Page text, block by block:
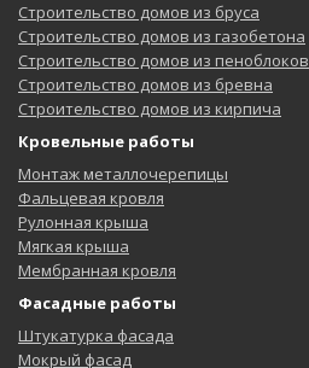
Строительство домов из бруса
Строительство домов из газобетона
Строительство домов из пеноблоков
Строительство домов из бревна
Строительство домов из кирпича
Кровельные работы
Монтаж металлочерепицы
Фальцевая кровля
Рулонная крыша
Мягкая крыша
Мембранная кровля
Фасадные работы
Штукатурка фасада
Мокрый фасад